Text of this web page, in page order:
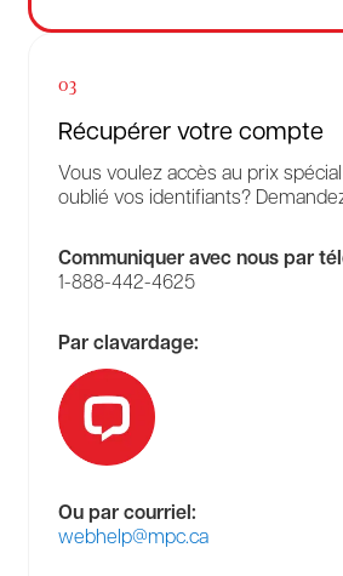
03
Récupérer votre compte
Vous voulez accès au prix
oublié vos identifiants?
Communiquer avec nous par
1-888-442-4625
Par clavardage:
Ou par courriel:
webhelp@mpc.ca